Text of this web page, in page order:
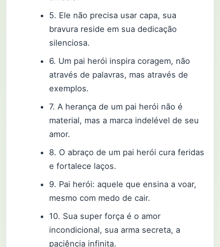
5. Ele não precisa usar capa, sua
bravura reside em sua dedicação
silenciosa.
6. Um pai herói inspira coragem, não
através de palavras, mas através de
exemplos.
7. A herança de um pai herói não é
material, mas a marca indelével de seu
amor.
8. O abraço de um pai herói cura feridas
e fortalece laços.
9. Pai herói: aquele que ensina a voar,
mesmo com medo de cair.
10. Sua super força é o amor
incondicional, sua arma secreta, a
paciência infinita.